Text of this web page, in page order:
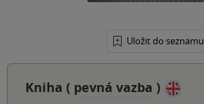
Uložit do seznamu
Kniha ( pevná vazba )